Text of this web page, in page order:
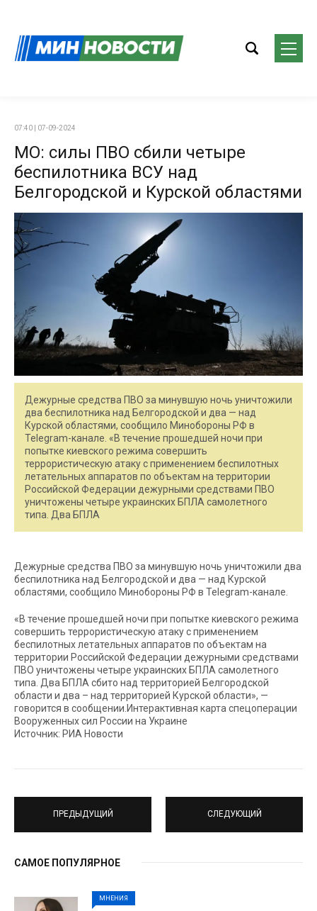
07:40 | 07-09-2024
МО: силы ПВО сбили четыре
беспилотника ВСУ над
Белгородской и Курской областями
Дежурные средства ПВО за минувшую ночь уничтожили
два беспилотника над Белгородской и два — над
Курской областями, сообщило Минобороны РФ в
Telegram-канале. «В течение прошедшей ночи при
попытке киевского режима совершить
террористическую атаку с применением беспилотных
летательных аппаратов по объектам на территории
Российской Федерации дежурными средствами ПВО
уничтожены четыре украинских БПЛА самолетного
типа. Два БПЛА
Дежурные средства ПВО за минувшую ночь уничтожили два
беспилотника над Белгородской и два — над Курской
областями, сообщило Минобороны РФ в Telegram-канале.
«В течение прошедшей ночи при попытке киевского режима
совершить террористическую атаку с применением
беспилотных летательных аппаратов по объектам на
территории Российской Федерации дежурными средствами
ПВО уничтожены четыре украинских БПЛА самолетного
типа. Два БПЛА сбито над территорией Белгородской
области и два – над территорией Курской области», —
говорится в сообщении.Интерактивная карта спецоперации
Вооруженных сил России на Украине
Источник: РИА Новости
ПРЕДЫДУЩИЙ СЛЕДУЮЩИЙ
САМОЕ ПОПУЛЯРНОЕ
МНЕНИЯ